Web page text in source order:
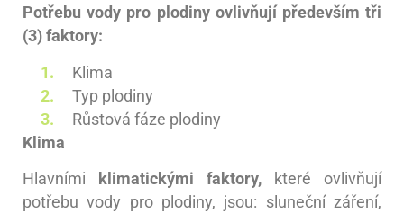
Potřebu vody pro plodiny ovlivňují především tři
(3) faktory:
Klima
Typ plodiny
Růstová fáze plodiny
Klima
Hlavními klimatickými faktory, které
ovlivňují
potřebu vody pro plodiny, jsou: sluneční záření,